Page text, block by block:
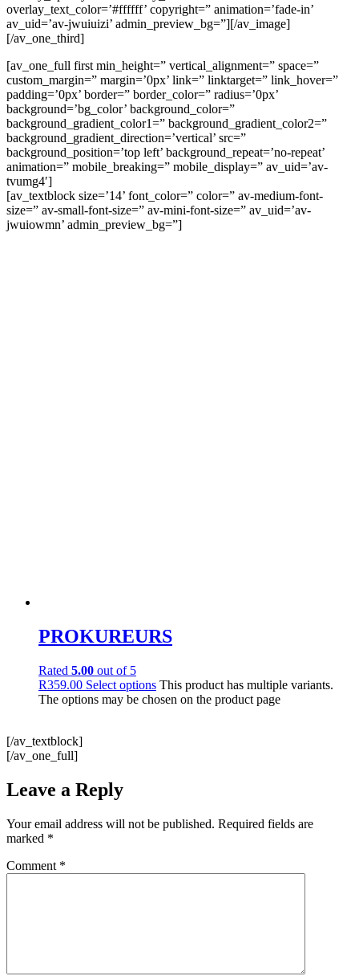
overlay_text_color=’#ffffff’ copyright=” animation=’fade-in’
av_uid=’av-jwuiuizi’ admin_preview_bg=”][/av_image]
[/av_one_third]
[av_one_full first min_height=” vertical_alignment=” space=”
custom_margin=” margin=’0px’ link=” linktarget=” link_hover=”
padding=’0px’ border=” border_color=” radius=’0px’
background=’bg_color’ background_color=”
background_gradient_color1=” background_gradient_color2=”
background_gradient_direction=’vertical’ src=”
background_position=’top left’ background_repeat=’no-repeat’
animation=” mobile_breaking=” mobile_display=” av_uid=’av-
tvumg4′]
[av_textblock size=’14’ font_color=” color=” av-medium-font-
size=” av-small-font-size=” av-mini-font-size=” av_uid=’av-
jwuiowmn’ admin_preview_bg=”]
PROKUREURS
Rated 5.00 out of 5
R359.00 Select options This product has multiple variants.
The options may be chosen on the product page
[/av_textblock]
[/av_one_full]
Leave a Reply
Your email address will not be published. Required fields are
marked *
Comment *